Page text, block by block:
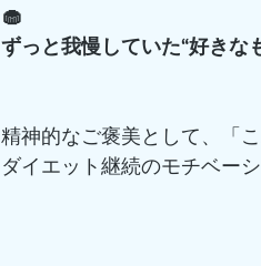
🧁
ずっと我慢していた“好きな
精神的なご褒美として、「
ダイエット継続のモチベー